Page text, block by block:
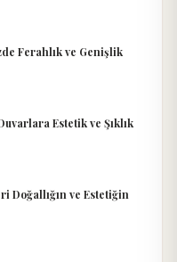
Ferahlık ve Genişlik
Estetik ve Şıklık
Doğallığın ve Estetiğin